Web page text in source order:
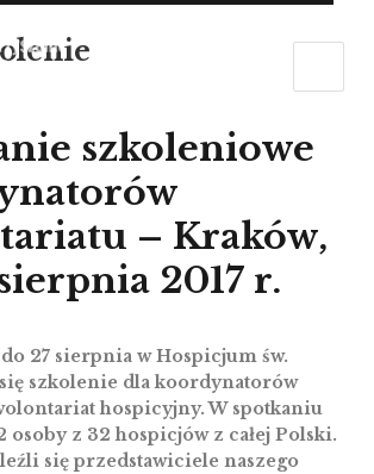
szkoleniowe
– Kraków,
2017 r.
27 sierpnia w Hospicjum św.
szkolenie dla koordynatorów
hospicyjny. W spotkaniu
osoby z 32 hospicjów z całej Polski.
się przedstawiciele naszego